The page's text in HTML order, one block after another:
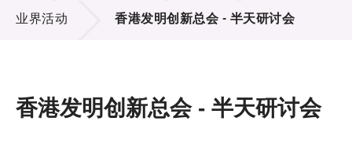
项目及资助计划
活动及消息
业界活动 香港发明创新总会 - 半天研讨会
香港发明创新总会 - 半天研讨会